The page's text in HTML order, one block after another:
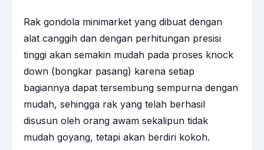
Rak gondola minimarket yang dibuat dengan
alat canggih dan dengan perhitungan presisi
tinggi akan semakin mudah pada proses knock
down (bongkar pasang) karena setiap
bagiannya dapat tersembung sempurna dengan
mudah, sehingga rak yang telah berhasil
disusun oleh orang awam sekalipun tidak
mudah goyang, tetapi akan berdiri kokoh.